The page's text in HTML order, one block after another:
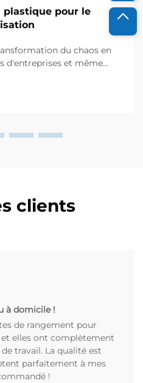
plastique pour le
du chaos en
d'entreprises et même
L'année
clients
à domicile !
de rangement pour
elles ont complètement
travail. La qualité est
parfaitement à mes
!